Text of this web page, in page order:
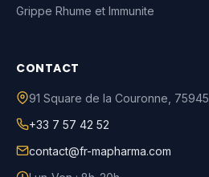
Grippe Rhume et Immunite
CONTACT
91 Square de la Couronne 75945
+33 7 57 42 52
contact@fr-mapharma.com